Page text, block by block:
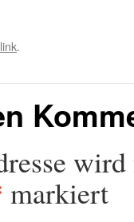
.
markiert